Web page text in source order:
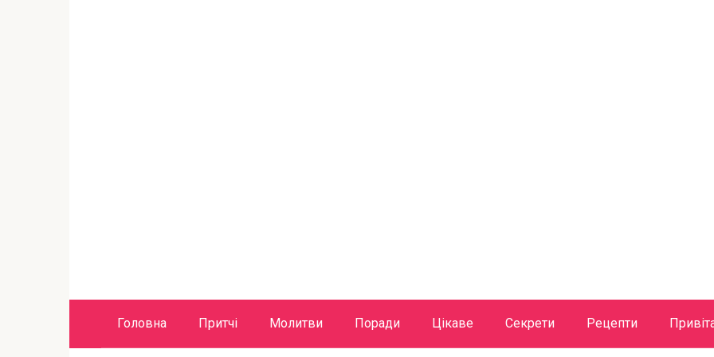
Головна Притчі Молитви Поради Цікаве Секрети Рецепти